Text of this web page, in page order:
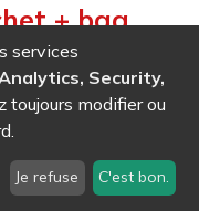
+ bag
cavalier –
cm
1861)
services
Security,
toujours modifier ou
Je refuse C'est bon.